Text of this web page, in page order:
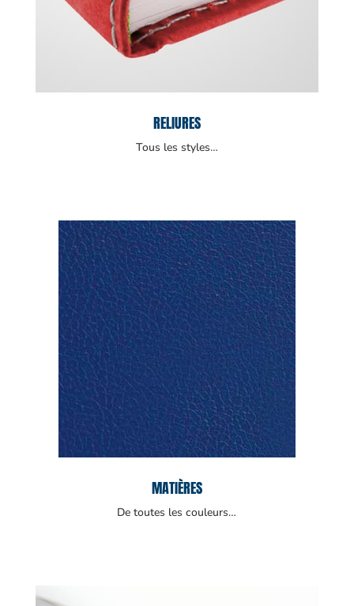
RELIURES
Tous les styles…
MATIÈRES
De toutes les couleurs…